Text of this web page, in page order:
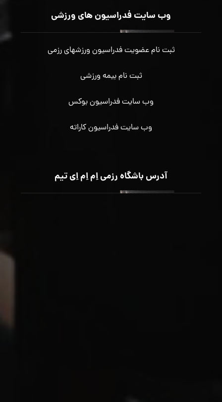
وب سایت فدراسیون های ورزشی
ثبت نام عضویت فدراسیون ورزشهای رزمی
ثبت نام بیمه ورزشی
وب سایت فدراسیون بوکس
وب سایت فدراسیون کاراته
آدرس باشگاه رزمی اِم اِم اِی تیم